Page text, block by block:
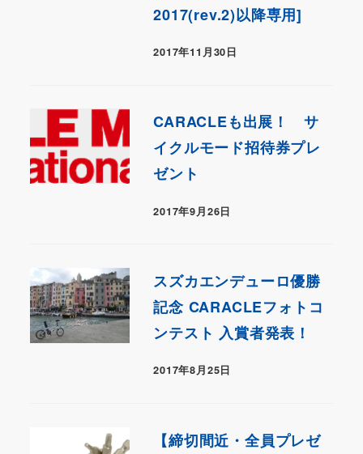
2017(rev.2)以降専用]
2017年11月30日
CARACLEも出展！ サ
イクルモード招待券プレ
ゼント
2017年9月26日
スズカエンデューロ優勝
記念 CARACLEフォトコ
ンテスト 入賞者発表！
2017年8月25日
【締切間近・全員プレゼ